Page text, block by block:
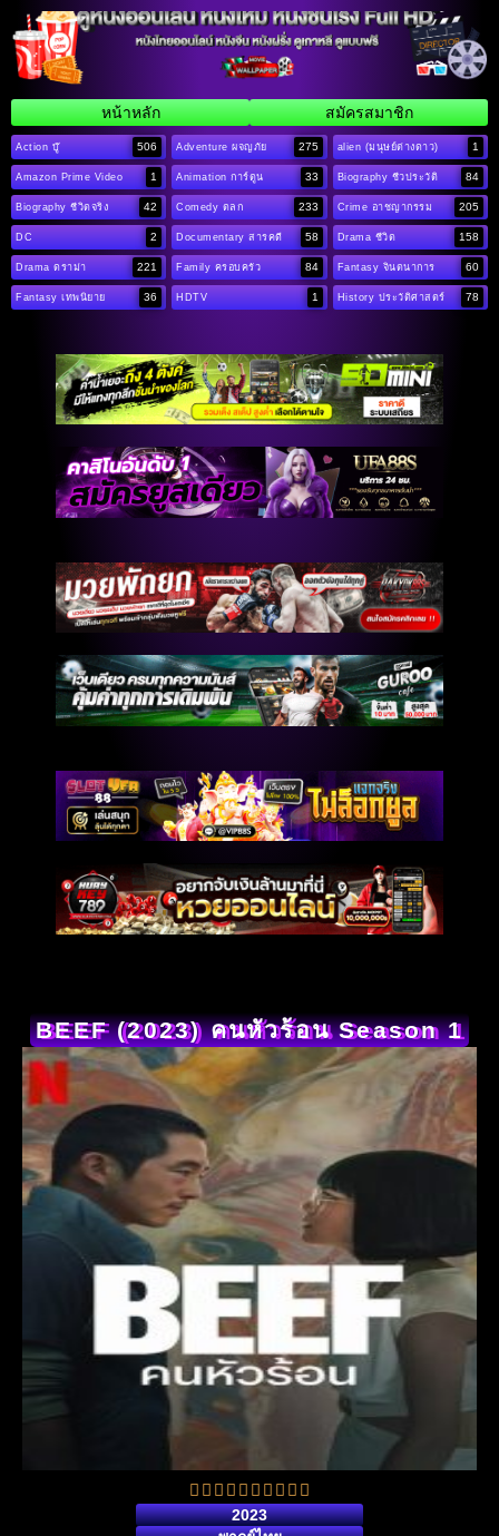
หน้าหลัก สมัครสมาชิก
Action บู๊ 506 Adventure ผจญภัย 275 alien (มนุษย์ต่างดาว) 1
Amazon Prime Video 1 Animation การ์ตูน 33 Biography ชีวประวัติ 84
Biography ชีวิตจริง 42 Comedy ตลก 233 Crime อาชญากรรม 205
DC 2 Documentary สารคดี 58 Drama ชีวิต 158
Drama ดราม่า 221 Family ครอบครัว 84 Fantasy จินตนาการ 60
Fantasy เทพนิยาย 36 HDTV 1 History ประวัติศาสตร์ 78
BEEF (2023) คนหัวร้อน Season 1
2023